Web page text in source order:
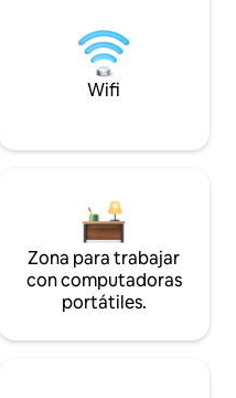
Wifi
Zona para trabajar
con computadoras
portátiles.